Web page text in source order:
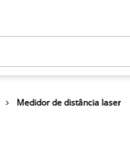
Medidor de distância laser